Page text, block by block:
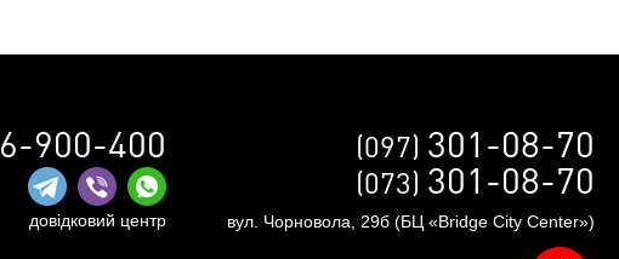
(097) 301-08-70
(073) 301-08-70
вул. Чорновола, 29б (БЦ «Bridge City Center»)
6-900-400
довідковий центр